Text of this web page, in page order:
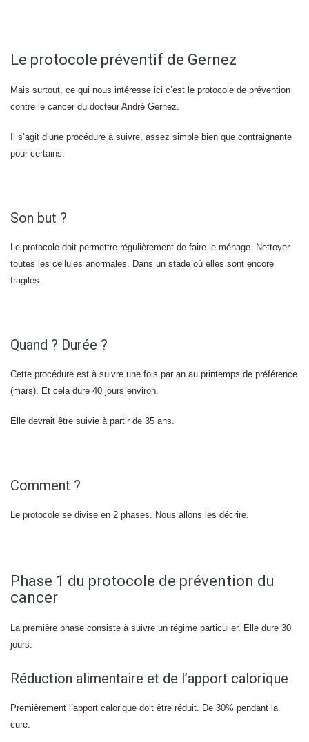
Le protocole préventif de Gernez
Mais surtout, ce qui nous intéresse ici c’est le protocole de prévention
contre le cancer du docteur André Gernez.
Il s’agit d’une procédure à suivre, assez simple bien que contraignante
pour certains.
Son but ?
Le protocole doit permettre régulièrement de faire le ménage. Nettoyer
toutes les cellules anormales. Dans un stade où elles sont encore
fragiles.
Quand ? Durée ?
Cette procédure est à suivre une fois par an au printemps de préférence
(mars). Et cela dure 40 jours environ.
Elle devrait être suivie à partir de 35 ans.
Comment ?
Le protocole se divise en 2 phases. Nous allons les décrire.
Phase 1 du protocole de prévention du
cancer
La première phase consiste à suivre un régime particulier. Elle dure 30
jours.
Réduction alimentaire et de l’apport calorique
Premièrement l’apport calorique doit être réduit. De 30% pendant la
cure.